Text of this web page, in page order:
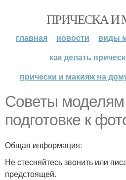
ПРИЧЕСКА
главная новости
виды
как делать
прически и макияж на
Советы
подготовке к
Общая информация:
Не стесняйтесь звонить или
предстоящей.